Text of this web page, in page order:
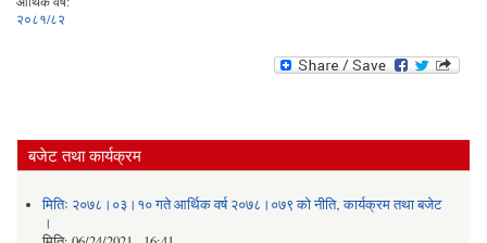
२०८१/८२
बजेट तथा कार्यक्रम
मितिः २०७८।०३।१० गते आर्थिक वर्ष २०७८।०७९ को नीति‚ कार्यक्रम तथा बजेट
।